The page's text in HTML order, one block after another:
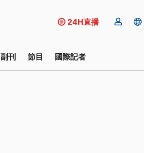
24H直播
副刊 節目 國際記者